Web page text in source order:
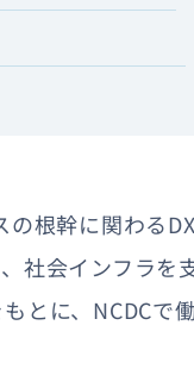
の根幹に関わるDX
社会インフラを
とに、NCDCで働